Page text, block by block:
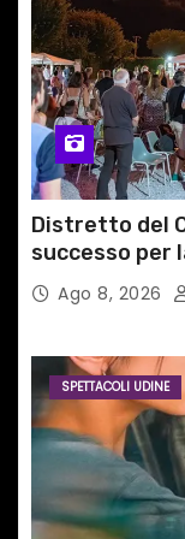
Distretto del
successo per
del territorio
Ago 8, 2026
SPETTACOLI UDINE